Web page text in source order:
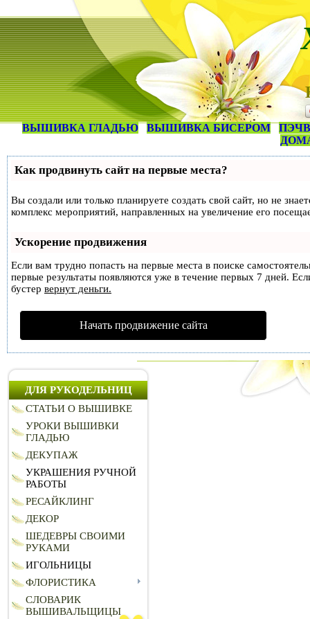
ВЫШИВКА ГЛАДЬЮ ВЫШИВКА БИСЕРОМ
Как продвинуть сайт на первые места?
Вы создали или только планируете создать свой сайт, но не
комплекс мероприятий, направленных на увеличение его
Ускорение продвижения
Если вам трудно попасть на первые места в поиске
первые результаты появляются уже в течение первых 7 дней.
бустер вернут деньги.
Начать продвижение сайта
ДЛЯ РУКОДЕЛЬНИЦ
СТАТЬИ О ВЫШИВКЕ
УРОКИ ВЫШИВКИ
ГЛАДЬЮ
ДЕКУПАЖ
УКРАШЕНИЯ РУЧНОЙ
РАБОТЫ
РЕСАЙКЛИНГ
ДЕКОР
ШЕДЕВРЫ СВОИМИ
РУКАМИ
ИГОЛЬНИЦЫ
ФЛОРИСТИКА
СЛОВАРИК
ВЫШИВАЛЬЩИЦЫ